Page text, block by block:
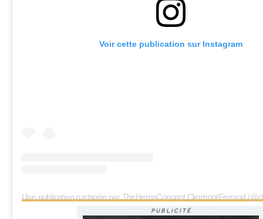
Voir cette publication sur Instagram
PUBLICITÉ